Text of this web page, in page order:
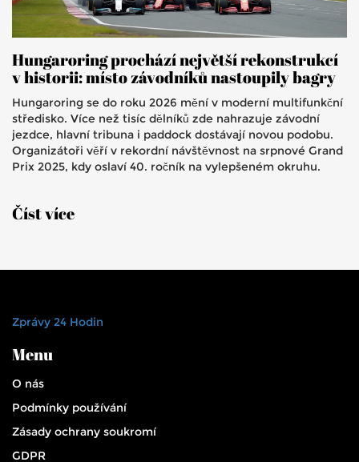
Hungaroring prochází největší rekonstrukcí
v historii: místo závodníků nastoupily bagry
Hungaroring se do roku 2026 mění v moderní multifunkční
středisko. Více než tisíc dělníků zde nahrazuje závodní
jezdce, hlavní tribuna i paddock dostávají novou podobu.
Organizátoři věří v rekordní návštěvnost na srpnové Grand
Prix 2025, kdy oslaví 40. ročník na vylepšeném okruhu.
Číst více
Zprávy 24 Hodin
Menu
O nás
Podmínky používání
Zásady ochrany soukromí
GDPR